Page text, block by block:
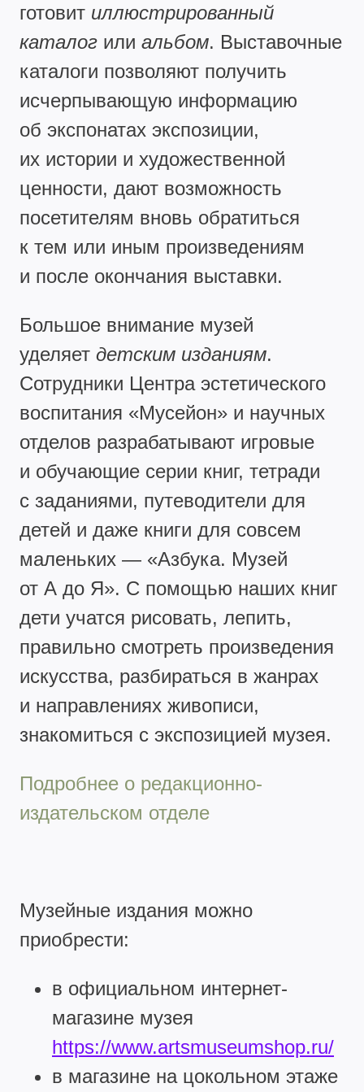
готовит иллюстрированный
каталог или альбом. Выставочные
каталоги позволяют получить
исчерпывающую информацию
об экспонатах экспозиции,
их истории и художественной
ценности, дают возможность
посетителям вновь обратиться
к тем или иным произведениям
и после окончания выставки.
Большое внимание музей
уделяет детским изданиям.
Сотрудники Центра эстетического
воспитания «Мусейон» и научных
отделов разрабатывают игровые
и обучающие серии книг, тетради
с заданиями, путеводители для
детей и даже книги для совсем
маленьких — «Азбука. Музей
от А до Я». С помощью наших книг
дети учатся рисовать, лепить,
правильно смотреть произведения
искусства, разбираться в жанрах
и направлениях живописи,
знакомиться с экспозицией музея.
Подробнее о редакционно-
издательском отделе
Музейные издания можно
приобрести:
в официальном интернет-
магазине музея
https://www.artsmuseumshop.ru/
в магазине на цокольном этаже